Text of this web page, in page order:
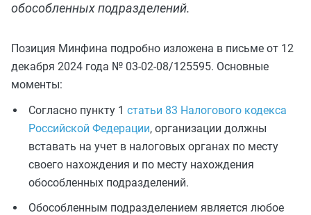
обособленных подразделений.
Позиция Минфина подробно изложена в письме от 12
декабря 2024 года № 03-02-08/125595. Основные
моменты:
Согласно пункту 1 статьи 83 Налогового кодекса
Российской Федерации, организации должны
вставать на учет в налоговых органах по месту
своего нахождения и по месту нахождения
обособленных подразделений.
Обособленным подразделением является любое